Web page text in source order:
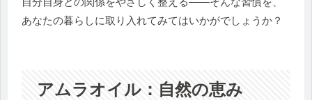
あなたの暮らしに取り入れてみてはいかがでしょうか？
アムラオイル：自然の恵み